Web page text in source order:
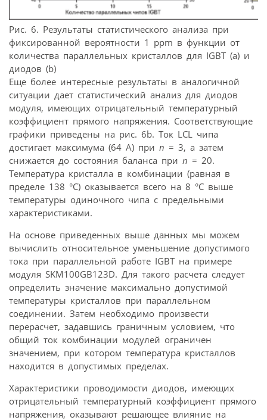
Рис. 6. Результаты статистического анализа при
фиксированной вероятности 1 ppm в функции от
количества параллельных кристаллов для IGBT (a) и
диодов (b)
Еще более интересные результаты в аналогичной
ситуации дает статистический анализ для диодов
модуля, имеющих отрицательный температурный
коэффициент прямого напряжения. Соответствующие
графики приведены на рис. 6b. Ток LCL чипа
достигает максимума (64 А) при n = 3, а затем
снижается до состояния баланса при n = 20.
Температура кристалла в комбинации (равная в
пределе 138 °С) оказывается всего на 8 °С выше
температуры одиночного чипа с предельными
характеристиками.
На основе приведенных выше данных мы можем
вычислить относительное уменьшение допустимого
тока при параллельной работе IGBT на примере
модуля SKM100GB123D. Для такого расчета следует
определить значение максимально допустимой
температуры кристаллов при параллельном
соединении. Затем необходимо произвести
перерасчет, задавшись граничным условием, что
общий ток комбинации модулей ограничен
значением, при котором температура кристаллов
находится в допустимых пределах.
Характеристики проводимости диодов, имеющих
отрицательный температурный коэффициент прямого
напряжения, оказывают решающее влияние на